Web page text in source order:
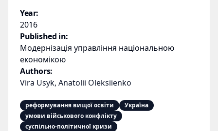
Year:
2016
Published in:
Модернізація управління національною
економікою
Authors:
Vira Usyk, Anatolii Oleksiienko
реформування вищої освіти
Україна
умови військового конфлікту
суспільно-політичної кризи